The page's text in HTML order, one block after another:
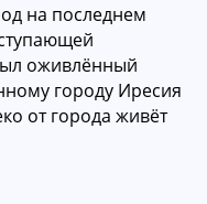
на последнем
оживлённый
городу Иресия
от города живёт